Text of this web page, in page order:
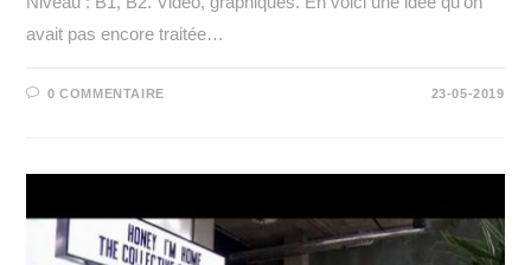
avait pas encore traitée…
0 COMMENTAIRE 23-05-2019